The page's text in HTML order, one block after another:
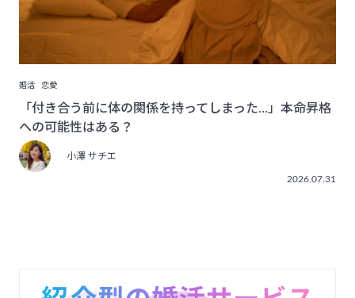
婚活 恋愛
「付き合う前に体の関係を持ってしまった…」本命昇格
への可能性はある？
小澤 サチエ
2026.07.31